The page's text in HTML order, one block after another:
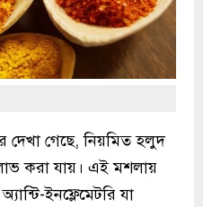
দেখা গেছে, নিয়মিত হলুদ
করা যায়। এই মশলায়
ইনফ্লেমেটরি যা